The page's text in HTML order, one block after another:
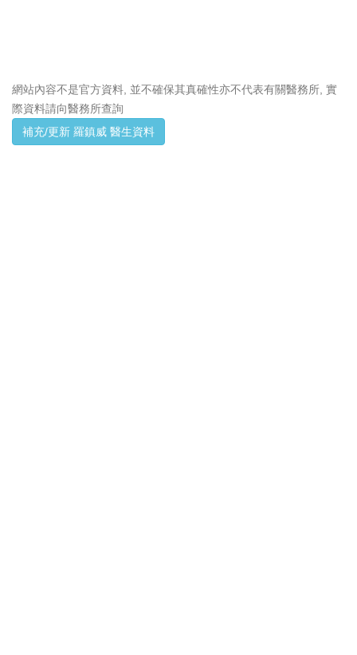
網站內容不是官方資料, 並不確保其真確性亦不代表有關醫務所, 實
際資料請向醫務所查詢
補充/更新 羅鎮威 醫生資料